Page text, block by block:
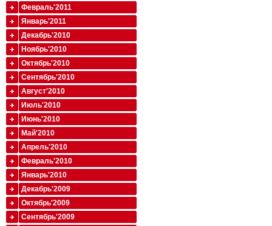
Февраль'2011
Январь'2011
Декабрь'2010
Ноябрь'2010
Октябрь'2010
Сентябрь'2010
Август'2010
Июль'2010
Июнь'2010
Май'2010
Апрель'2010
Февраль'2010
Январь'2010
Декабрь'2009
Октябрь'2009
Сентябрь'2009